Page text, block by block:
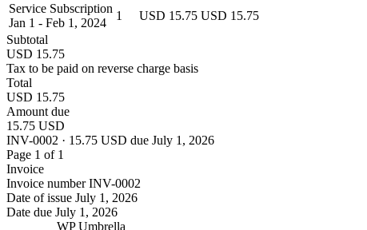
Service Subscription
Jan 1 - Feb 1, 2024
1 USD 15.75 USD 15.75
Subtotal
USD 15.75
Tax to be paid on reverse charge basis
Total
USD 15.75
Amount due
15.75 USD
INV-0002 · 15.75 USD due July 1, 2026
Page 1 of 1
Invoice
Invoice numberINV-0002
Date of issue July 1, 2026
Date due July 1, 2026
WP Umbrella